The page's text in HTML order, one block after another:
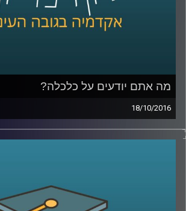
קרדיט תמונות:AudioVersity
מה אתם יודעים על כלכלה?
18/10/2016
איפה אתן על הציר הכלכלי-
בסיסיים בכלכלה שהפכו
זאת דרך מקרה הבוחן של ארגוני